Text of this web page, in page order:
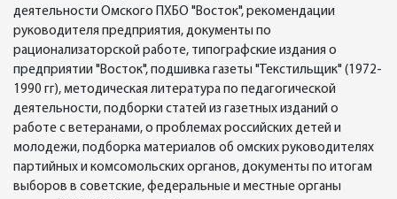
деятельности Омского ПХБО "Восток", рекомендации
руководителя предприятия, документы по
рационализаторской работе, типографские издания о
предприятии "Восток", подшивка газеты "Текстильщик" (1972-
1990 гг), методическая литература по педагогической
деятельности, подборки статей из газетных изданий о
работе с ветеранами, о проблемах российских детей и
молодежи, подборка материалов об омских руководителях
партийных и комсомольских органов, документы по итогам
выборов в советские, федеральные и местные органы